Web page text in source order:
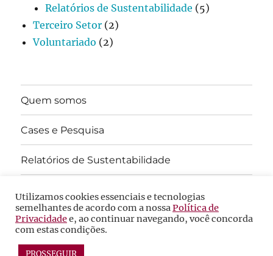
Relatórios de Sustentabilidade (5)
Terceiro Setor (2)
Voluntariado (2)
Quem somos
Cases e Pesquisa
Relatórios de Sustentabilidade
Fale Conosco
Utilizamos cookies essenciais e tecnologias
semelhantes de acordo com a nossaPolítica de
Privacidadee, ao continuar navegando, você concorda
com estas condições.
PROSSEGUIR